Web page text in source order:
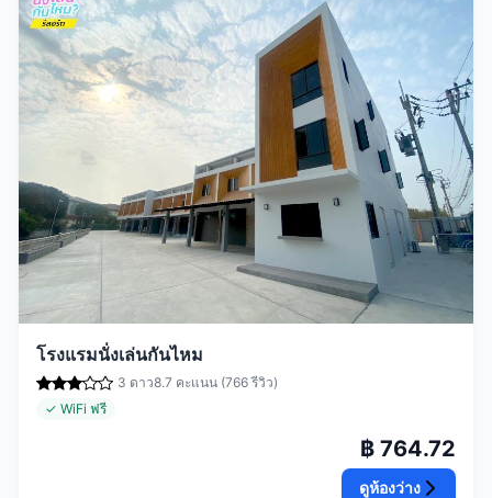
โรงแรมนั่งเล่นกันไหม
3 ดาว8.7 คะแนน (766 รีวิว)
✓ WiFi ฟรี
฿ 764.72
ดูห้องว่าง